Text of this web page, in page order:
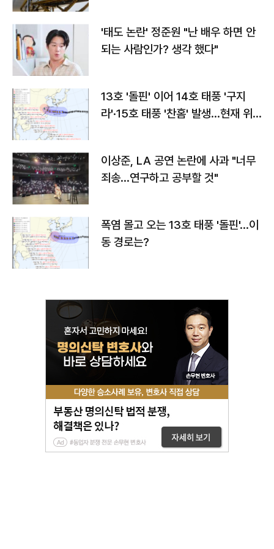
'태도 논란' 정준원 "난 배우 하면 안
되는 사람인가? 생각 했다"
13호 '돌핀' 이어 14호 태풍 '구지
라'·15호 태풍 '찬홈' 발생…현재 위
이상준, LA 공연 논란에 사과 "너무
죄송…연구하고 공부할 것"
폭염 몰고 오는 13호 태풍 '돌핀'…이
동 경로는?